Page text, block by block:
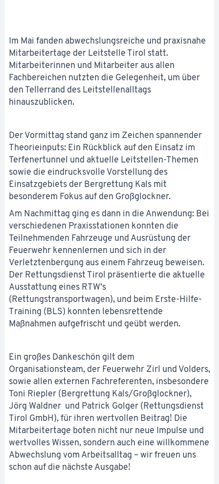
Im Mai fanden abwechslungsreiche und praxisnahe
Mitarbeitertage der Leitstelle Tirol statt.
Mitarbeiterinnen und Mitarbeiter aus allen
Fachbereichen nutzten die Gelegenheit, um über
den Tellerrand des Leitstellenalltags
hinauszublicken.
Der Vormittag stand ganz im Zeichen spannender
Theorieinputs: Ein Rückblick auf den Einsatz im
Terfenertunnel und aktuelle Leitstellen-Themen
sowie die eindrucksvolle Vorstellung des
Einsatzgebiets der Bergrettung Kals mit
besonderem Fokus auf den Großglockner.
Am Nachmittag ging es dann in die Anwendung: Bei
verschiedenen Praxisstationen konnten die
Teilnehmenden Fahrzeuge und Ausrüstung der
Feuerwehr kennenlernen und sich in der
Verletztenbergung aus einem Fahrzeug beweisen.
Der Rettungsdienst Tirol präsentierte die aktuelle
Ausstattung eines RTW’s
(Rettungstransportwagen), und beim Erste-Hilfe-
Training (BLS) konnten lebensrettende
Maßnahmen aufgefrischt und geübt werden.
Ein großes Dankeschön gilt dem
Organisationsteam, der Feuerwehr Zirl und Volders,
sowie allen externen Fachreferenten, insbesondere
Toni Riepler (Bergrettung Kals/Großglockner),
Jörg Waldner und Patrick Golger (Rettungsdienst
Tirol GmbH), für ihren wertvollen Beitrag! Die
Mitarbeitertage boten nicht nur neue Impulse und
wertvolles Wissen, sondern auch eine willkommene
Abwechslung vom Arbeitsalltag – wir freuen uns
schon auf die nächste Ausgabe!